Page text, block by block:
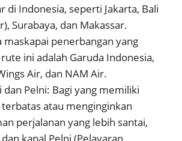
di Indonesia, seperti Jakarta, Bali
Surabaya, dan Makassar.
maskapai penerbangan yang
ini adalah Garuda Indonesia,
Air, dan NAM Air.
dan Pelni: Bagi yang memiliki
atau menginginkan
perjalanan yang lebih santai,
kapal Pelni (Pelayaran